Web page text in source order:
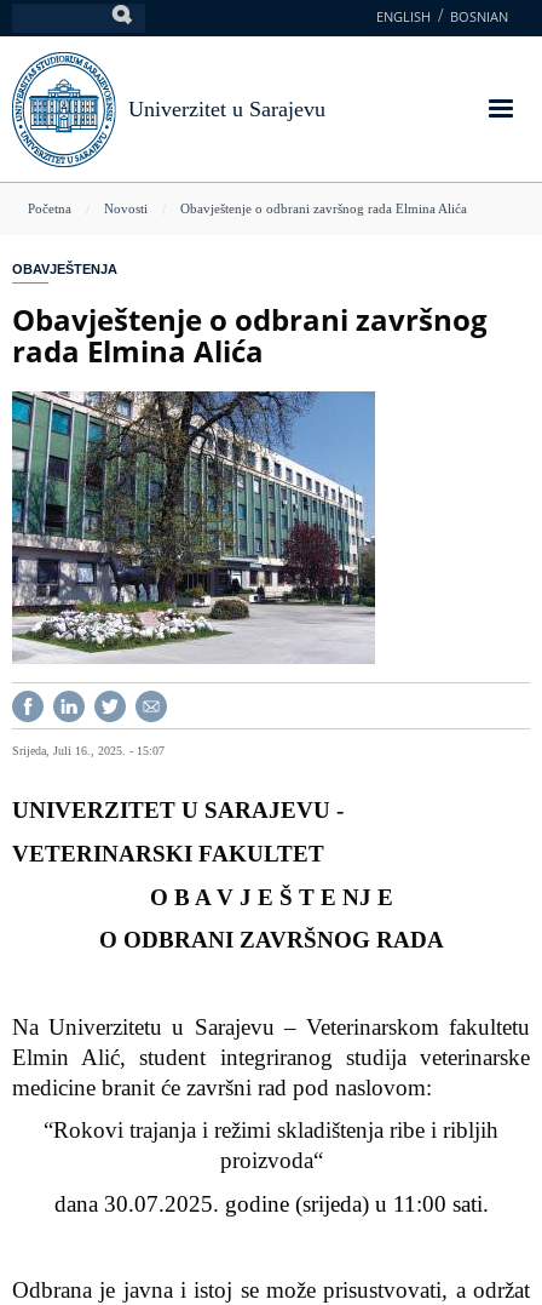
na
glavni
sadržaj
ENGLISH BOSNIAN
Univerzitet u Sarajevu
You
here
Početna Novosti Obavještenje o odbrani završnog rada Elmina Alića
OBAVJEŠTENJA
Obavještenje o odbrani završnog
rada Elmina Alića
Srijeda, Juli 16., 2025. - 15:07
UNIVERZITET U SARAJEVU -
VETERINARSKI FAKULTET
O B A V J E Š T E NJ E
O ODBRANI ZAVRŠNOG RADA
Na Univerzitetu u Sarajevu – Veterinarskom fakultetu
Elmin Alić, student integriranog studija veterinarske
medicine branit će završni rad pod naslovom:
“Rokovi trajanja i režimi skladištenja ribe i ribljih
proizvoda“
dana 30.07.2025. godine (srijeda) u 11:00 sati.
Odbrana je javna i istoj se može prisustvovati, a održat